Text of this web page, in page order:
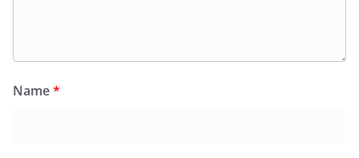
Name*